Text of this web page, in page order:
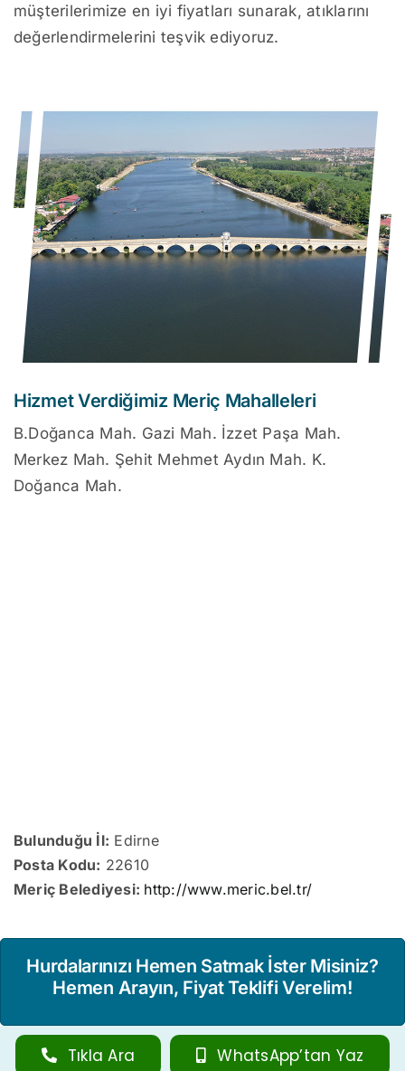
müşterilerimize en iyi fiyatları sunarak, atıklarını
değerlendirmelerini teşvik ediyoruz.
Hizmet Verdiğimiz Meriç Mahalleleri
B.Doğanca Mah. Gazi Mah. İzzet Paşa Mah.
Merkez Mah. Şehit Mehmet Aydın Mah. K.
Doğanca Mah.
Bulunduğu İl: Edirne
Posta Kodu: 22610
Meriç Belediyesi: http://www.meric.bel.tr/
Hurdalarınızı Hemen Satmak İster Misiniz?
Hemen Arayın, Fiyat Teklifi Verelim!
Tıkla Ara WhatsApp’tan Yaz